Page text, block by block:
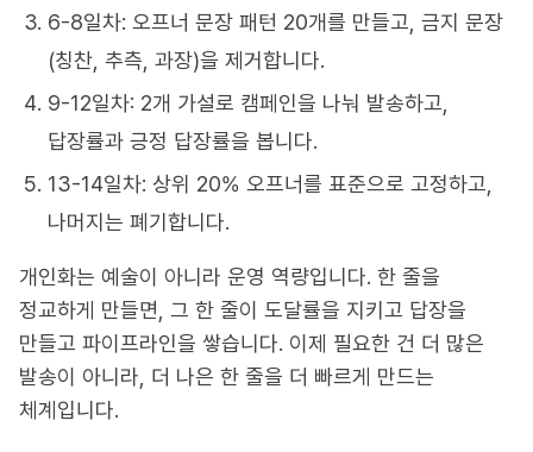
6-8일차: 오프너 문장 패턴 20개를 만들고, 금지 문장
(칭찬, 추측, 과장)을 제거합니다.
9-12일차: 2개 가설로 캠페인을 나눠 발송하고,
답장률과 긍정 답장률을 봅니다.
13-14일차: 상위 20% 오프너를 표준으로 고정하고,
나머지는 폐기합니다.
개인화는 예술이 아니라 운영 역량입니다. 한 줄을
정교하게 만들면, 그 한 줄이 도달률을 지키고 답장을
만들고 파이프라인을 쌓습니다. 이제 필요한 건 더 많은
발송이 아니라, 더 나은 한 줄을 더 빠르게 만드는
체계입니다.